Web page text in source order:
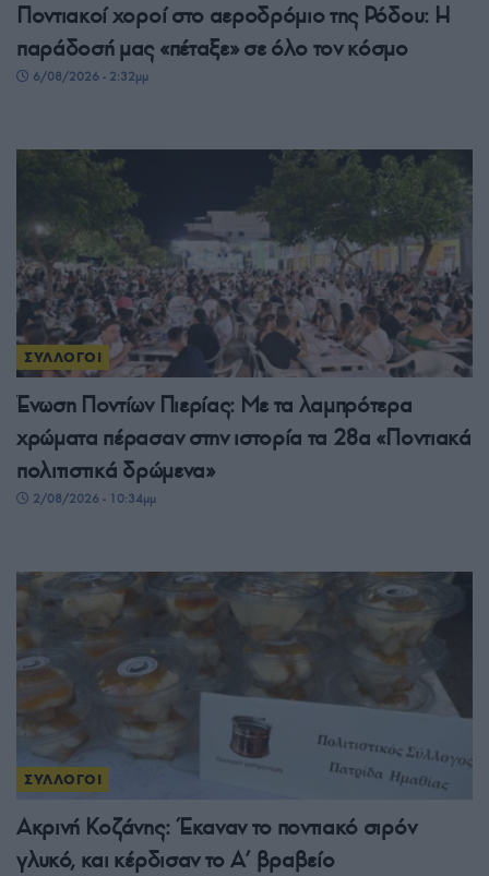
Ποντιακοί χοροί στο αεροδρόμιο της Ρόδου: Η
παράδοσή μας «πέταξε» σε όλο τον κόσμο
6/08/2026 - 2:32μμ
ΣΥΛΛΟΓΟΙ
Ένωση Ποντίων Πιερίας: Με τα λαμπρότερα
χρώματα πέρασαν στην ιστορία τα 28α «Ποντιακά
πολιτιστικά δρώμενα»
2/08/2026 - 10:34μμ
ΣΥΛΛΟΓΟΙ
Ακρινή Κοζάνης: Έκαναν το ποντιακό σιρόν
γλυκό, και κέρδισαν το A’ βραβείο